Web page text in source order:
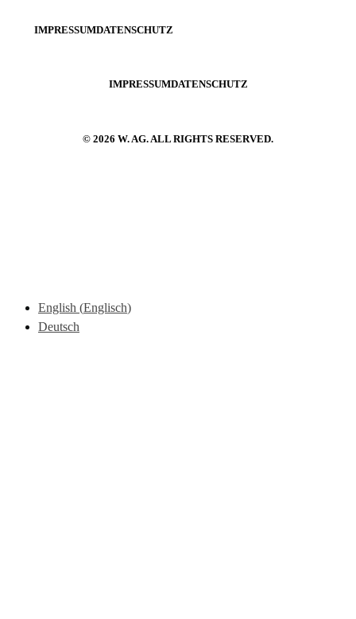
IMPRESSUMDATENSCHUTZ
IMPRESSUMDATENSCHUTZ
© 2026 W. AG. ALL RIGHTS RESERVED.
English (Englisch)
Deutsch